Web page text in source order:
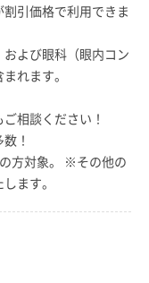
引価格で利用できま
よび眼科（眼内コン
れます。
相談ください！
！
方対象。 ※その他の
ます。